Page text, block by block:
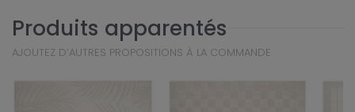
Produits apparentés
AJOUTEZ D’AUTRES PROPOSITIONS À LA COMMANDE